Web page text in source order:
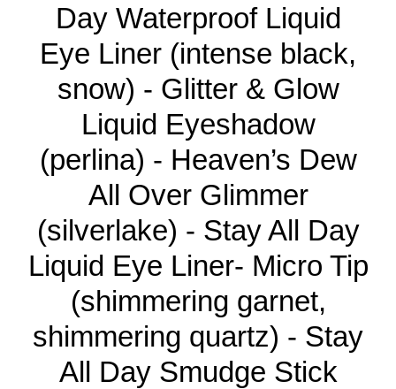
Day Waterproof Liquid
Eye Liner (intense black,
snow) - Glitter & Glow
Liquid Eyeshadow
(perlina) - Heaven’s Dew
All Over Glimmer
(silverlake) - Stay All Day
Liquid Eye Liner- Micro Tip
(shimmering garnet,
shimmering quartz) - Stay
All Day Smudge Stick